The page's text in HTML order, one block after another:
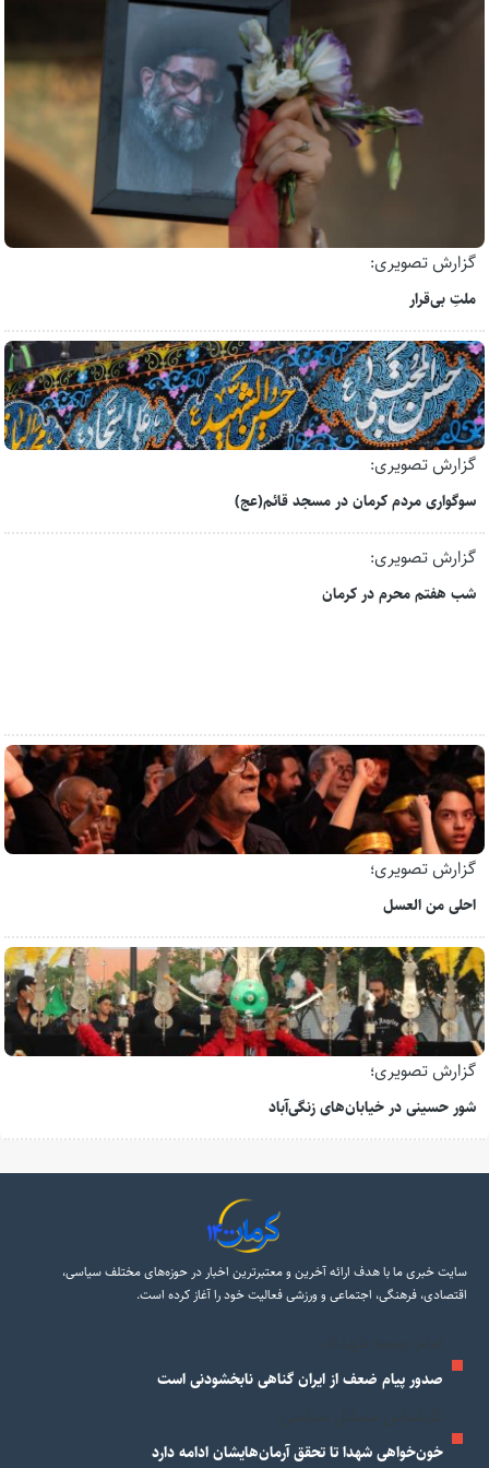
گزارش تصویری:
ملتِ بی‌قرار
گزارش تصویری:
سوگواری مردم کرمان در مسجد قائم(عج)
گزارش تصویری:
شب هفتم محرم در کرمان
گزارش تصویری؛
احلی من العسل
گزارش تصویری؛
شور حسینی در خیابان‌های زنگی‌آباد
سایت خبری ما با هدف ارائه آخرین و معتبرترین اخبار در حوزه‌های مختلف سیاسی،
اقتصادی، فرهنگی، اجتماعی و ورزشی فعالیت خود را آغاز کرده است.
صدور پیام ضعف از ایران گناهی نابخشودنی است
خون‌خواهی شهدا تا تحقق آرمان‌هایشان ادامه دارد